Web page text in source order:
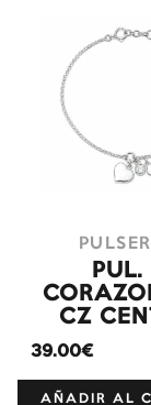
PUL.
CZ
39.00€
AÑADIR AL